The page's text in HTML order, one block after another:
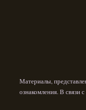
Материалы,
ознакомления. В связи